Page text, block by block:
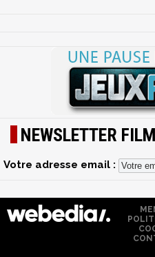
NEWSLETTER
Votre adresse email :